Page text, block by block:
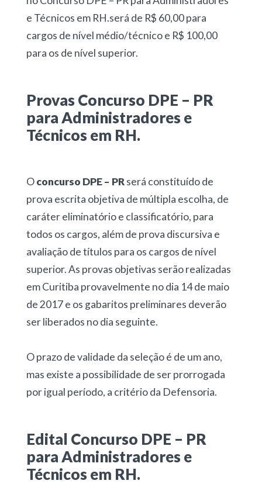
e Técnicos em RH.será de R$ 60,00 para
cargos de nível médio/técnico e R$ 100,00
para os de nível superior.
Provas Concurso DPE – PR
para Administradores e
Técnicos em RH.
Oconcurso DPE – PRserá constituído de
prova escrita objetiva de múltipla escolha, de
caráter eliminatório e classificatório, para
todos os cargos, além de prova discursiva e
avaliação de títulos para os cargos de nível
superior. As provas objetivas serão realizadas
em Curitiba provavelmente no dia 14 de maio
de 2017 e os gabaritos preliminares deverão
ser liberados no dia seguinte.
O prazo de validade da seleção é de um ano,
mas existe a possibilidade de ser prorrogada
por igual período, a critério da Defensoria.
Edital Concurso DPE – PR
para Administradores e
Técnicos em RH.